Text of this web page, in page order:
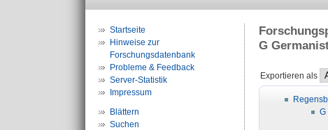
Startseite
Hinweise zur
Forschungsdatenbank
Probleme & Feedback
Server-Statistik
Impressum
Blättern
Suchen
G
Exportieren als
G